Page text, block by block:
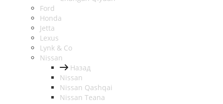
Ford
Honda
Jetta
Lexus
Lynk & Co
Nissan
Назад
Nissan
Nissan Qashqai
Nissan Teana